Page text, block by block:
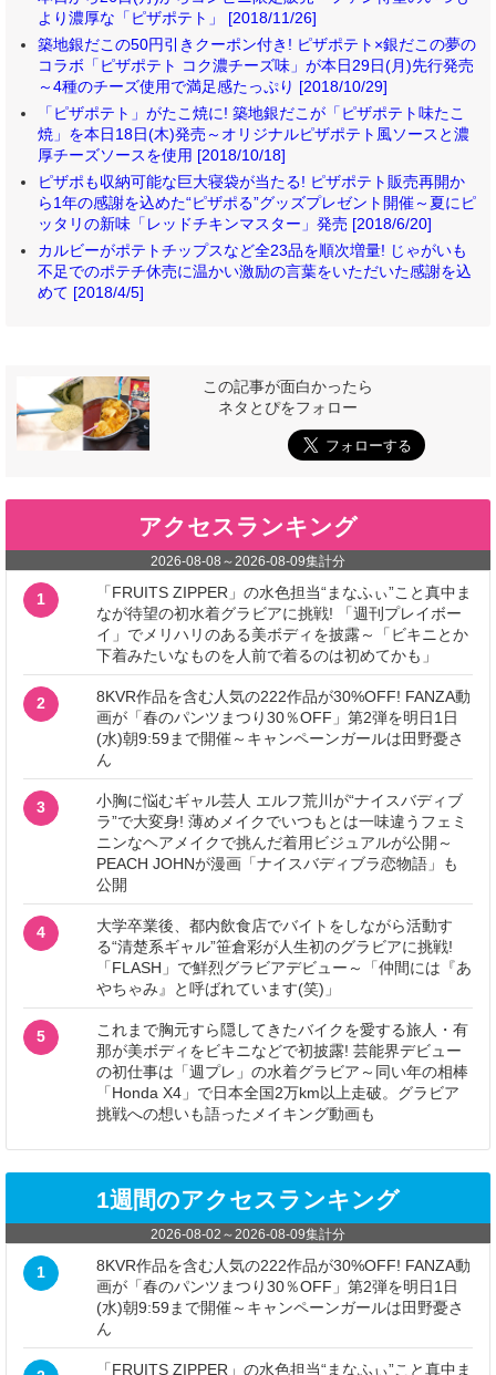
より濃厚な「ピザポテト」 [2018/11/26]
築地銀だこの50円引きクーポン付き! ピザポテト×銀だこの夢の
コラボ「ピザポテト コク濃チーズ味」が本日29日(月)先行発売
～4種のチーズ使用で満足感たっぷり [2018/10/29]
「ピザポテト」がたこ焼に! 築地銀だこが「ピザポテト味たこ
焼」を本日18日(木)発売～オリジナルピザポテト風ソースと濃
厚チーズソースを使用 [2018/10/18]
ピザポも収納可能な巨大寝袋が当たる! ピザポテト販売再開か
ら1年の感謝を込めた“ピザポる”グッズプレゼント開催～夏にピ
ッタリの新味「レッドチキンマスター」発売 [2018/6/20]
カルビーがポテトチップスなど全23品を順次増量! じゃがいも
不足でのポテチ休売に温かい激励の言葉をいただいた感謝を込
めて [2018/4/5]
この記事が面白かったら
ネタとぴをフォロー
アクセスランキング
2026-08-08 ～2026-08-09集計分
1
「FRUITS ZIPPER」の水色担当“まなふぃ”こと真中ま
なが待望の初水着グラビアに挑戦! 「週刊プレイボー
イ」でメリハリのある美ボディを披露～「ビキニとか
下着みたいなものを人前で着るのは初めてかも」
2
8KVR作品を含む人気の222作品が30%OFF! FANZA動
画が「春のパンツまつり30％OFF」第2弾を明日1日
(水)朝9:59まで開催～キャンペーンガールは田野憂さ
ん
3
小胸に悩むギャル芸人 エルフ荒川が“ナイスバディブ
ラ”で大変身! 薄めメイクでいつもとは一味違うフェミ
ニンなヘアメイクで挑んだ着用ビジュアルが公開～
PEACH JOHNが漫画「ナイスバディブラ恋物語」も
公開
4
大学卒業後、都内飲食店でバイトをしながら活動す
る“清楚系ギャル”笹倉彩が人生初のグラビアに挑戦!
「FLASH」で鮮烈グラビアデビュー～「仲間には『あ
やちゃみ』と呼ばれています(笑)」
5
これまで胸元すら隠してきたバイクを愛する旅人・有
那が美ボディをビキニなどで初披露! 芸能界デビュー
の初仕事は「週プレ」の水着グラビア～同い年の相棒
「Honda X4」で日本全国2万km以上走破。グラビア
挑戦への想いも語ったメイキング動画も
1週間のアクセスランキング
2026-08-02 ～2026-08-09集計分
1
8KVR作品を含む人気の222作品が30%OFF! FANZA動
画が「春のパンツまつり30％OFF」第2弾を明日1日
(水)朝9:59まで開催～キャンペーンガールは田野憂さ
ん
「FRUITS ZIPPER」の水色担当“まなふぃ”こと真中ま